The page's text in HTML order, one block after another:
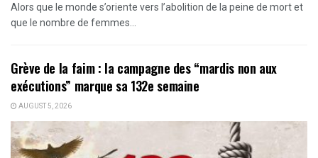
Alors que le monde s’oriente vers l’abolition de la peine de mort et
que le nombre de femmes...
Grève de la faim : la campagne des “mardis non aux
exécutions” marque sa 132e semaine
AUGUST 5, 2026